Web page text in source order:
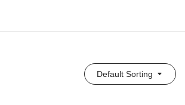
Default Sorting